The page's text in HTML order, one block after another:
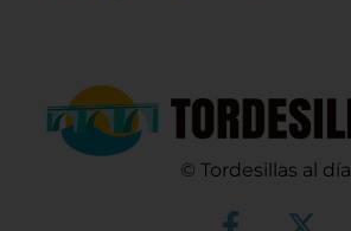
© Tordesillas al día